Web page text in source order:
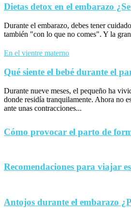
Dietas detox en el embarazo
Durante el embarazo, debes tener
también "con lo que no comes". Y la
En el vientre materno
Qué siente el bebé durante el
Durante nueve meses, el pequeño ha
donde residía tranquilamente. Ahora no
ante unas contracciones...
Cómo provocar el parto de
Recomendaciones para viajar
Antojos durante el embarazo